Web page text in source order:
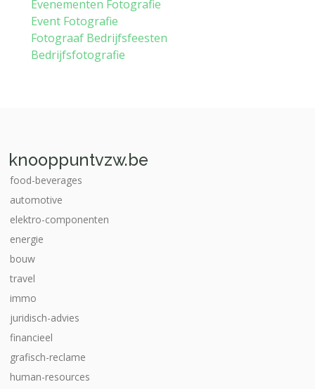
Evenementen Fotografie
Event Fotografie
Fotograaf Bedrijfsfeesten
Bedrijfsfotografie
knooppuntvzw.be
food-beverages
automotive
elektro-componenten
energie
bouw
travel
immo
juridisch-advies
financieel
grafisch-reclame
human-resources